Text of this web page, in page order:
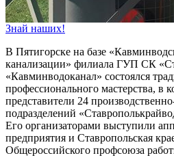
Знай наших!
В Пятигорске на базе
канализации» филиала ГУП СК
«Кавминводоканал» состоялся
профессионального мастерства, в
представители 24
подразделений
Его организаторами выступили
предприятия и Ставропольская
Общероссийского профсоюза